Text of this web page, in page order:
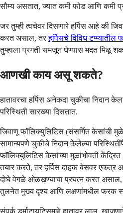
सौम्य असतात, ज्यात कमी फोड आणि कमी
जर तुम्ही त्वचेवर दिसणारे हर्पिस आहे की
करत असाल, तरहर्पिसचे विविध टप्प्यातील
तुम्हाला प्रगती समजून घेण्यास मदत मिळू
आणखी काय असू शकते?
हातावरचा हर्पिस अनेकदा चुकीचा निदान
परिस्थिती सारख्या दिसतात.
जिवाणू फॉलिक्युलिटिस (संसर्गित केसांची मुळे)
सामान्यपणे चुकीचे निदान केलेल्या
फॉलिक्युलिटिस केसांच्या मुळांभोवती
तयार करते, तर हर्पिस दाहक बेसवर एकत्र
दोघे वेगळे ओळखण्याचा प्रयत्न करत
तुलनेत मुख्य दृश्य आणि लक्षणांमधील फरक